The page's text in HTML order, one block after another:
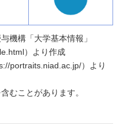
機構「大学基本情報」
）より作成
portraits.niad.ac.jp/）より
むことがあります。